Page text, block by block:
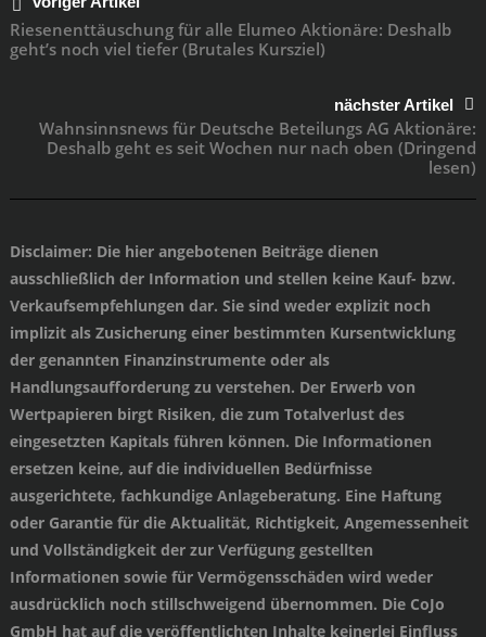
Riesenenttäuschung für alle Elumeo Aktionäre: Deshalb
geht’s noch viel tiefer (Brutales Kursziel)
nächster Artikel
Wahnsinnsnews für Deutsche Beteilungs AG Aktionäre:
Deshalb geht es seit Wochen nur nach oben (Dringend
lesen)
Disclaimer: Die hier angebotenen Beiträge dienen
ausschließlich der Information und stellen keine Kauf- bzw.
Verkaufsempfehlungen dar. Sie sind weder explizit noch
implizit als Zusicherung einer bestimmten Kursentwicklung
der genannten Finanzinstrumente oder als
Handlungsaufforderung zu verstehen. Der Erwerb von
Wertpapieren birgt Risiken, die zum Totalverlust des
eingesetzten Kapitals führen können. Die Informationen
ersetzen keine, auf die individuellen Bedürfnisse
ausgerichtete, fachkundige Anlageberatung. Eine Haftung
oder Garantie für die Aktualität, Richtigkeit, Angemessenheit
und Vollständigkeit der zur Verfügung gestellten
Informationen sowie für Vermögensschäden wird weder
ausdrücklich noch stillschweigend übernommen. Die CoJo
GmbH hat auf die veröffentlichten Inhalte keinerlei Einfluss